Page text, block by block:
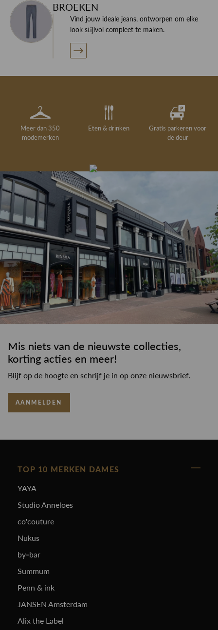
BROEKEN
Vind jouw ideale jeans, ontworpen om elke
look stijlvol compleet te maken.
Meer dan 350
modemerken
Eten & drinken
Gratis parkeren voor
de deur
drankje
Gratis retourneren in
de winkel
Deskundig
kledingadvies
winkeloppervlak
Mis niets van de nieuwste collecties,
korting acties en meer!
Blijf op de hoogte en schrijf je in op onze nieuwsbrief.
AANMELDEN
TOP 10 MERKEN DAMES
YAYA
Studio Anneloes
co'couture
Nukus
by-bar
Summum
Penn & ink
JANSEN Amsterdam
Alix the Label